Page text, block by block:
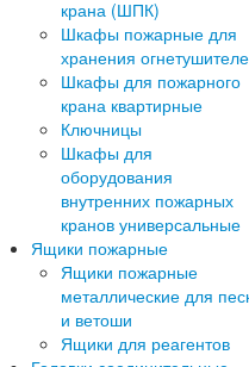
крана (ШПК)
Шкафы пожарные для
хранения
Шкафы для пожарного
крана квартирные
Ключницы
Шкафы для
оборудования
внутренних пожарных
кранов универсальные
Ящики пожарные
Ящики пожарные
металлические для
и ветоши
Ящики для реагентов